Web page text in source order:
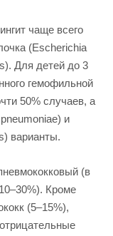
чаще всего
(Escherichia
Для детей до 3
гемофильной
50% случаев, а
и
варианты.
(в
Кроме
(5–15%),